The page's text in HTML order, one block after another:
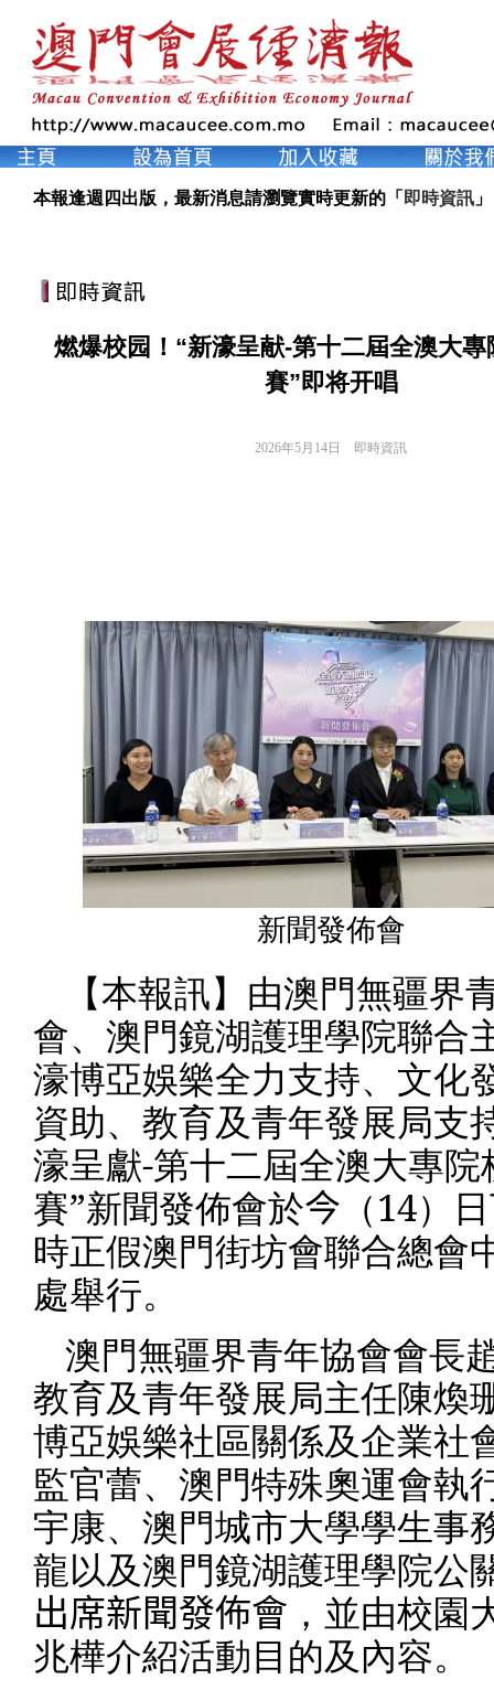
本報逢週四出版，最新消息請瀏覽實時更新的「 即時資訊 」
燃爆校园！“新濠呈献-第十二屆全澳大
賽”即将开唱
2026年5月14日 即時資訊
新聞發佈會
【本報訊】由澳門無疆界
會、澳門鏡湖護理學院聯合
濠博亞娛樂全力支持、文化
資助、教育及青年發展局支
濠呈獻-第十二屆全澳大專院
賽”新聞發佈會於今 （14）
時正假澳門街坊會聯合總會
處舉行。
澳門無疆界青年協會會長
教育及青年發展局主任陳煥
博亞娛樂社區關係及企業社
監官蕾、澳門特殊奧運會執
宇康、澳門城市大學學生事
龍以及澳門鏡湖護理學院公
出席新聞發佈會 ，並由校園
兆樺介紹活動目的及內容。